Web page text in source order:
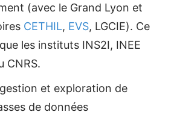
(avec le Grand Lyon et
CETHIL, EVS, LGCIE). Ce
les instituts INS2I, INEE
CNRS.
gestion et exploration de
de données